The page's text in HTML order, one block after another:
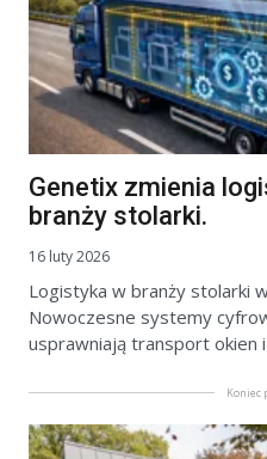
Genetix zmienia
branży stolarki.
16 luty 2026
Logistyka w branży stolarki
Nowoczesne systemy
usprawniają transport okien
Koniec